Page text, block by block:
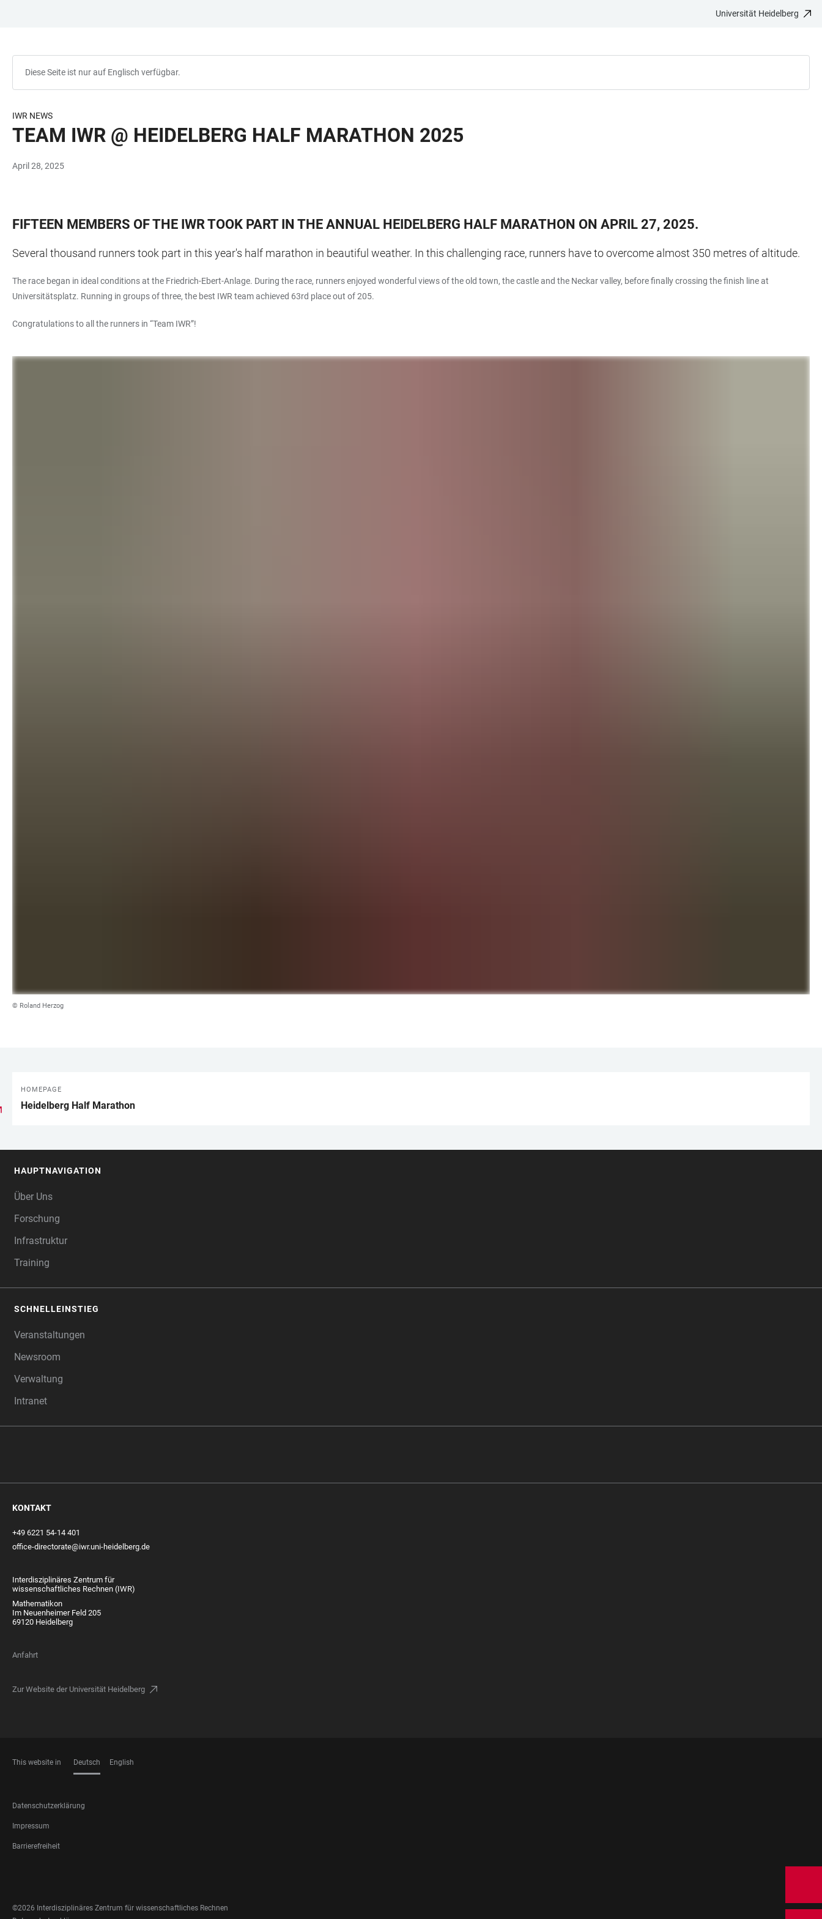
Universität Heidelberg
Diese Seite ist nur auf Englisch verfügbar.
IWR NEWS
TEAM IWR @ HEIDELBERG HALF MARATHON 2025
April 28, 2025
FIFTEEN MEMBERS OF THE IWR TOOK PART IN THE ANNUAL HEIDELBERG HALF MARATHON ON APRIL 27, 2025.
Several thousand runners took part in this year's half marathon in beautiful weather. In this challenging race, runners have to overcome almost 350 metres of altitude.
The race began in ideal conditions at the Friedrich-Ebert-Anlage. During the race, runners enjoyed wonderful views of the old town, the castle and the Neckar valley, before finally crossing the finish line at
Universitätsplatz. Running in groups of three, the best IWR team achieved 63rd place out of 205.
Congratulations to all the runners in “Team IWR”!
© Roland Herzog
LINKS
HOMEPAGE
Heidelberg Half Marathon
HAUPTNAVIGATION
Über Uns
Forschung
Infrastruktur
Training
SCHNELLEINSTIEG
Veranstaltungen
Newsroom
Verwaltung
Intranet
KONTAKT
+49 6221 54-14 401
office-directorate@iwr.uni-heidelberg.de
Interdisziplinäres Zentrum für
wissenschaftliches Rechnen (IWR)
Mathematikon
Im Neuenheimer Feld 205
69120 Heidelberg
Anfahrt
Zur Website der Universität Heidelberg
This website in Deutsch English
FOOTER
LEGAL
Datenschutzerklärung
Impressum
Barrierefreiheit
MEDIA
©2026 Interdisziplinäres Zentrum für wissenschaftliches Rechnen